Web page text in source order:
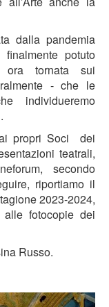
dalla pandemia
potuto
ora tornata sui
- che le
individueremo
propri Soci dei
teatrali,
secondo
riportiamo il
2023-2024,
fotocopie dei
Russo.